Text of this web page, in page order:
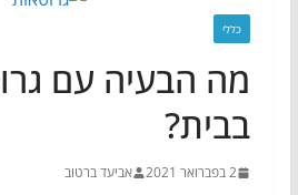
כללי
מה הבעיה עם
בבית?
2 בפברואר 2021 אביעד ברטוב